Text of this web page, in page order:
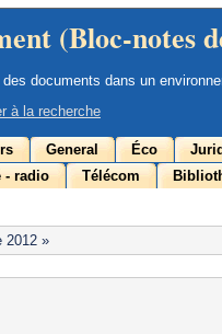
(Bloc-notes
documents dans un
à la recherche
General Éco
- radio
Télécom
2012 »